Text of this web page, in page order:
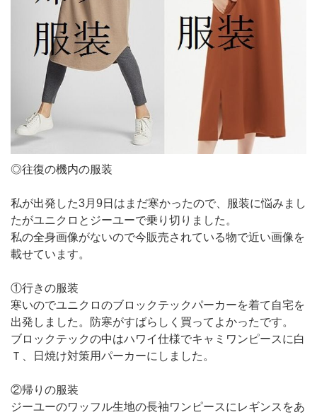
◎往復の機内の服装
私が出発した3月9日はまだ寒かったので、服装に悩みまし
たがユニクロとジーユーで乗り切りました。
私の全身画像がないので今販売されている物で近い画像を
載せています。
①行きの服装
寒いのでユニクロのブロックテックパーカーを着て自宅を
出発しました。防寒がすばらしく買ってよかったです。
ブロックテックの中はハワイ仕様でキャミワンピースに白
Ｔ、日焼け対策用パーカーにしました。
②帰りの服装
ジーユーのワッフル生地の長袖ワンピースにレギンスをあ